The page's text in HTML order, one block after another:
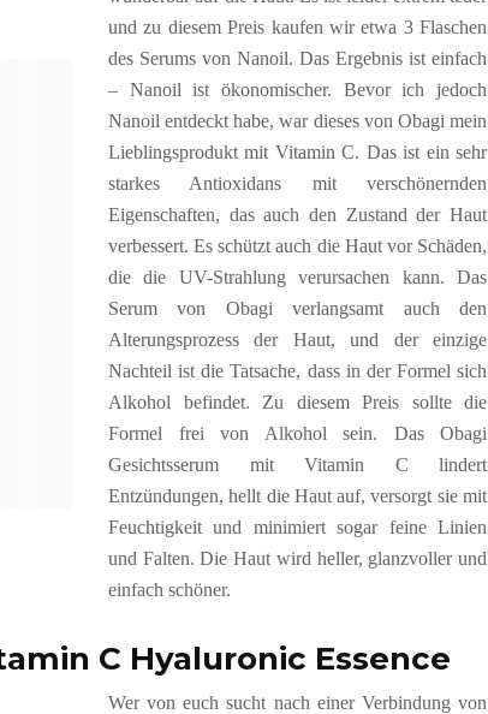
und zu diesem Preis kaufen wir etwa 3 Flaschen
des Serums von Nanoil. Das Ergebnis ist einfach
– Nanoil ist ökonomischer. Bevor ich jedoch
Nanoil entdeckt habe, war dieses von Obagi mein
Lieblingsprodukt mit Vitamin C. Das ist ein sehr
starkes Antioxidans mit verschönernden
Eigenschaften, das auch den Zustand der Haut
verbessert. Es schützt auch die Haut vor Schäden,
die die UV-Strahlung verursachen kann. Das
Serum von Obagi verlangsamt auch den
Alterungsprozess der Haut, und der einzige
Nachteil ist die Tatsache, dass in der Formel sich
Alkohol befindet. Zu diesem Preis sollte die
Formel frei von Alkohol sein. Das Obagi
Gesichtsserum mit Vitamin C lindert
Entzündungen, hellt die Haut auf, versorgt sie mit
Feuchtigkeit und minimiert sogar feine Linien
und Falten. Die Haut wird heller, glanzvoller und
einfach schöner.
C Hyaluronic Essence
Wer von euch sucht nach einer Verbindung von